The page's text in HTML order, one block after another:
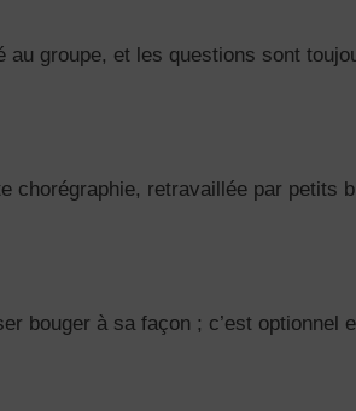
groupe, et les questions sont
retravaillée par petits
bouger à sa façon ; c’est